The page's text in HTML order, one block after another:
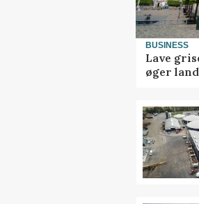
BUSINESS
Lave
øger